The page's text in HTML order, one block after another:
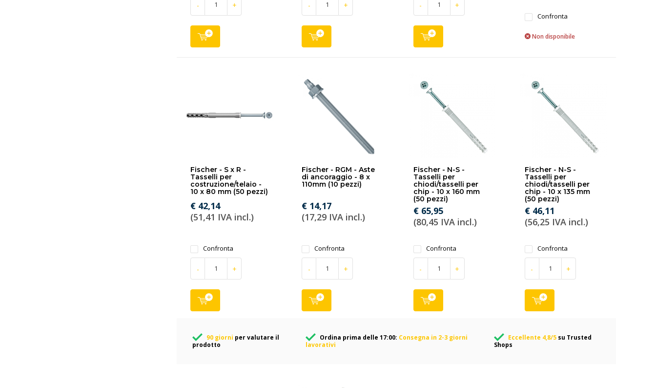
- + - + - +
Confronta
Non disponibile
Fischer - S x R -
Tasselli per
costruzione/telaio -
10 x 80 mm (50 pezzi)
€ 42,14
(51,41 IVA incl.)
Confronta
- +
Fischer - RGM - Aste
di ancoraggio - 8 x
110mm (10 pezzi)
€ 14,17
(17,29 IVA incl.)
Confronta
- +
Fischer - N-S -
Tasselli per
chiodi/tasselli per
chip - 10 x 160 mm
(50 pezzi)
€ 65,95
(80,45 IVA incl.)
Confronta
- +
Fischer - N-S -
Tasselli per
chiodi/tasselli per
chip - 10 x 135 mm
(50 pezzi)
€ 46,11
(56,25 IVA incl.)
Confronta
- +
90 giorni per valutare il
prodotto
Ordina prima delle 17:00: Consegna in 2-3 giorni
lavorativi
Eccellente 4,8/5su Trusted
Shops